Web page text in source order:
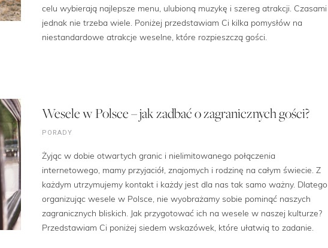
celu wybierają najlepsze menu, ulubioną muzykę i szereg atrakcji. Czasami
jednak nie trzeba wiele. Poniżej przedstawiam Ci kilka pomysłów na
niestandardowe atrakcje weselne, które rozpieszczą gości.
Wesele w Polsce – jak zadbać o zagranicznych gości?
PORADY
Żyjąc w dobie otwartych granic i nielimitowanego połączenia
internetowego, mamy przyjaciół, znajomych i rodzinę na całym świecie. Z
każdym utrzymujemy kontakt i każdy jest dla nas tak samo ważny. Dlatego
organizując wesele w Polsce, nie wyobrażamy sobie pominąć naszych
zagranicznych bliskich. Jak przygotować ich na wesele w naszej kulturze?
Przedstawiam Ci poniżej siedem wskazówek, które ułatwią to zadanie.